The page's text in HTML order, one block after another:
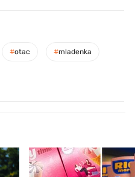
#otac #mladenka